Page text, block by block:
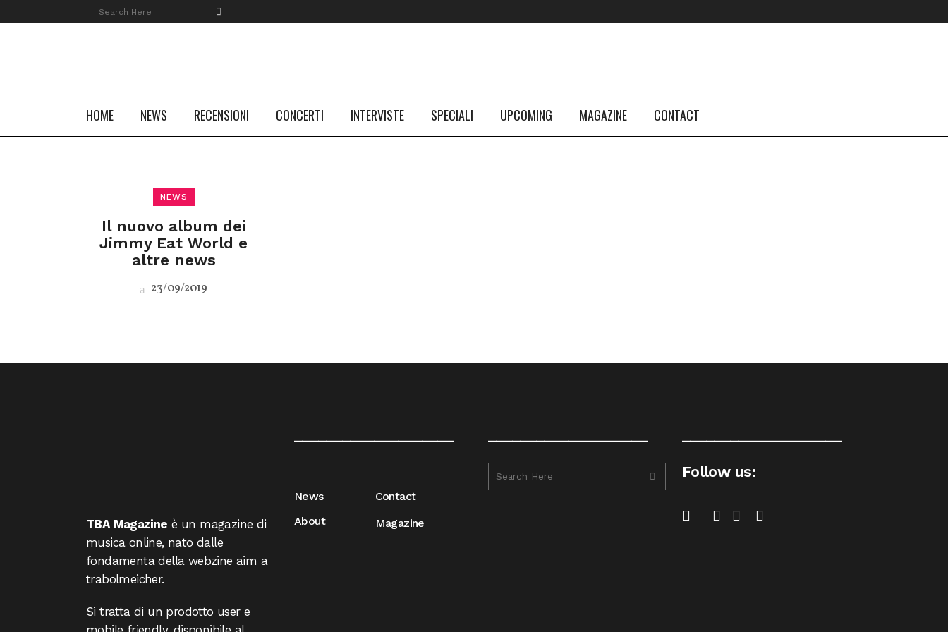
HOME NEWS RECENSIONI CONCERTI INTERVISTE SPECIALI UPCOMING MAGAZINE CONTACT
NEWS
Il nuovo album dei
Jimmy Eat World e
altre news
23/09/2019
FOLLOW US #TBA
INSTAGRAM FEED
TBA Magazine è un magazine di
musica online, nato dalle
fondamenta della webzine aim a
trabolmeicher.
Si tratta di un prodotto user e
News
About
Contact
Magazine
Follow us: